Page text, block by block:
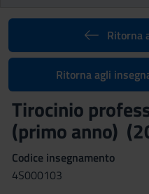
Ritorna
Ritorna agli
Tirocinio
(primo anno)
Codice insegnamento
4S000103